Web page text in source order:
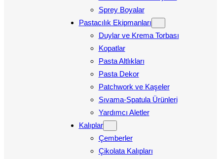
Sprey Boyalar
Pastacılık Ekipmanları
Duylar ve Krema Torbası
Kopatlar
Pasta Altlıkları
Pasta Dekor
Patchwork ve Kaşeler
Sıvama-Spatula Ürünleri
Yardımcı Aletler
Kalıplar
Çemberler
Çikolata Kalıpları